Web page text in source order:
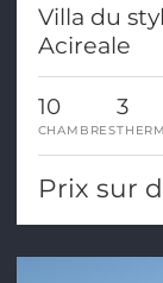
Villa du
Acireale
10
CHAMBRES
3
Prix sur